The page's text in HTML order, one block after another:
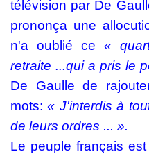
télévision par De
prononça une
n'a oublié ce «
retraite ...qui a pris le
De Gaulle de
mots:« J'interdis à
de leurs ordres ... ».
Le peuple français